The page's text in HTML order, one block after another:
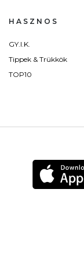
HASZNOS
GY.I.K.
Tippek & Trükkök
TOP10